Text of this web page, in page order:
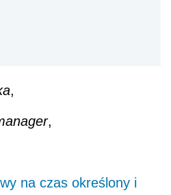
,
,
na czas określony i